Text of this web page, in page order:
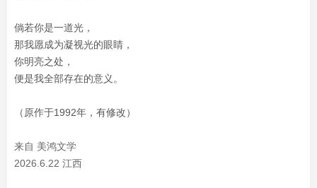
倘若你是一道光，
那我愿成为凝视光的眼睛，
你明亮之处，
便是我全部存在的意义。
（原作于1992年，有修改）
来自 美鸿文学
2026.6.22 江西